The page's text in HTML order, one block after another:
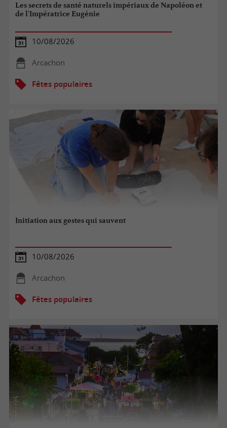
Les secrets de santé naturels impériaux de Napoléon et
de l'Impératrice Eugénie
10/08/2026
Arcachon
Fêtes populaires
Initiation aux gestes qui sauvent
10/08/2026
Arcachon
Fêtes populaires